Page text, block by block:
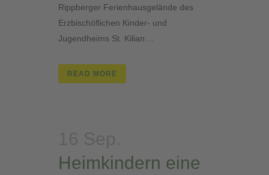
Rippberger Ferienhausgelände des
Erzbischöflichen Kinder- und
Jugendheims St. Kilian....
READ MORE
Heimkindern eine